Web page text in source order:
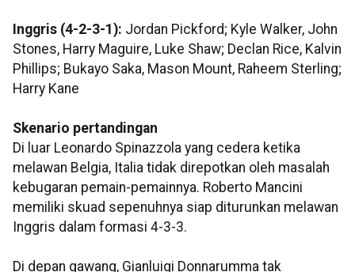
Inggris (4-2-3-1): Jordan Pickford; Kyle Walker, John
Stones, Harry Maguire, Luke Shaw; Declan Rice, Kalvin
Phillips; Bukayo Saka, Mason Mount, Raheem Sterling;
Harry Kane
Skenario pertandingan
Di luar Leonardo Spinazzola yang cedera ketika
melawan Belgia, Italia tidak direpotkan oleh masalah
kebugaran pemain-pemainnya. Roberto Mancini
memiliki skuad sepenuhnya siap diturunkan melawan
Inggris dalam formasi 4-3-3.
Di depan gawang, Gianluigi Donnarumma tak